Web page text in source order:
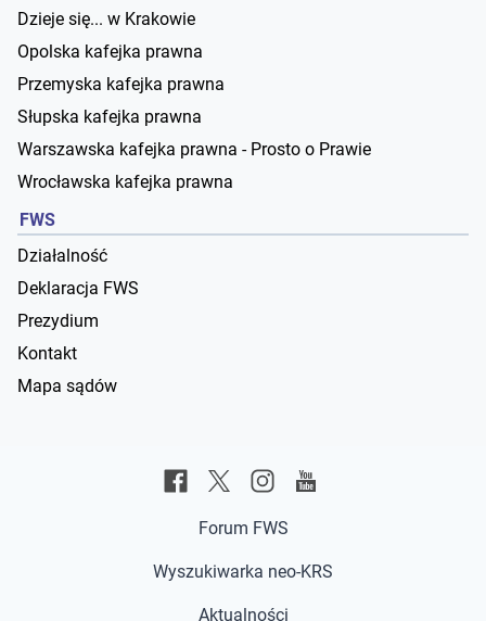
Dzieje się... w Krakowie
Opolska kafejka prawna
Przemyska kafejka prawna
Słupska kafejka prawna
Warszawska kafejka prawna - Prosto o Prawie
Wrocławska kafejka prawna
FWS
Działalność
Deklaracja FWS
Prezydium
Kontakt
Mapa sądów
Forum FWS
Wyszukiwarka neo-KRS
Aktualności